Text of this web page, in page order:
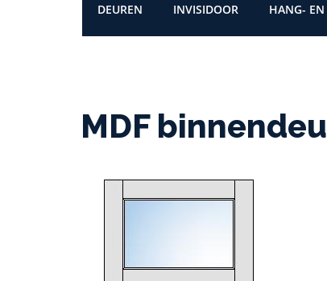
DEUREN INVISIDOOR HANG- EN
MDF